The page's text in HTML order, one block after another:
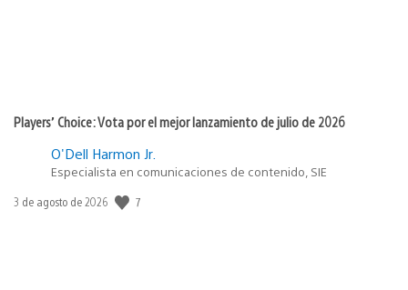
Players’ Choice: Vota por el mejor lanzamiento de julio de 2026
O'Dell Harmon Jr.
Especialista en comunicaciones de contenido, SIE
Fecha
3 de agosto de 2026 7